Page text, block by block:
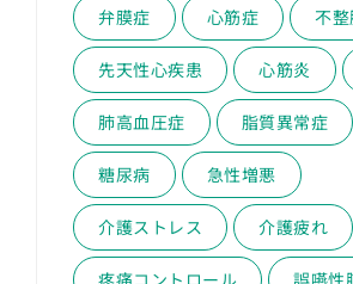
弁膜症 心筋症 不
先天性心疾患 心筋炎
肺高血圧症 脂質異常症
糖尿病 急性増悪
介護ストレス 介護疲れ